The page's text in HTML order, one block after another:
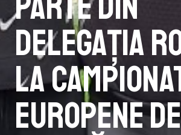
delegația
la
Europene de